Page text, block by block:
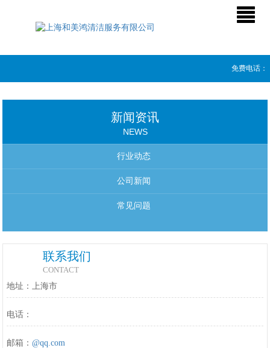
免费电话：
新闻资讯
NEWS
行业动态
公司新闻
常见问题
联系我们
CONTACT
地址：上海市
电话：
邮箱：@qq.com